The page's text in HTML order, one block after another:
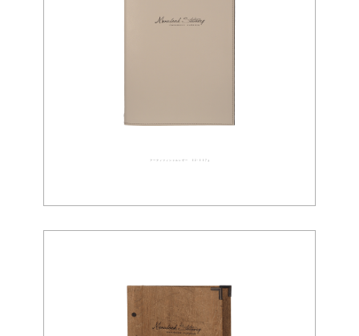
アーティフィシャルレザー 02-0079